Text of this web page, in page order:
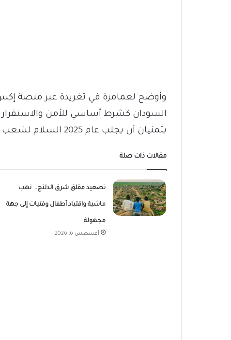
وأوضح لعمامرة في تغريدة عبر منصة
السودان كشرط أساسي للأمن
يتمنيان أن يجلب عام 2025 السلام لشعب السودان ودول المنطقة.
مقالات ذات صلة
تصعيد مقلق شرق الدلنج.. نهب
ماشية واقتياد أطفال وفتيات إلى جهة
مجهولة
أغسطس 6, 2026